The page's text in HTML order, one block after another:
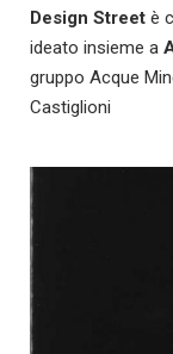
Design Street è
ideato insieme a
gruppo Acque
Castiglioni